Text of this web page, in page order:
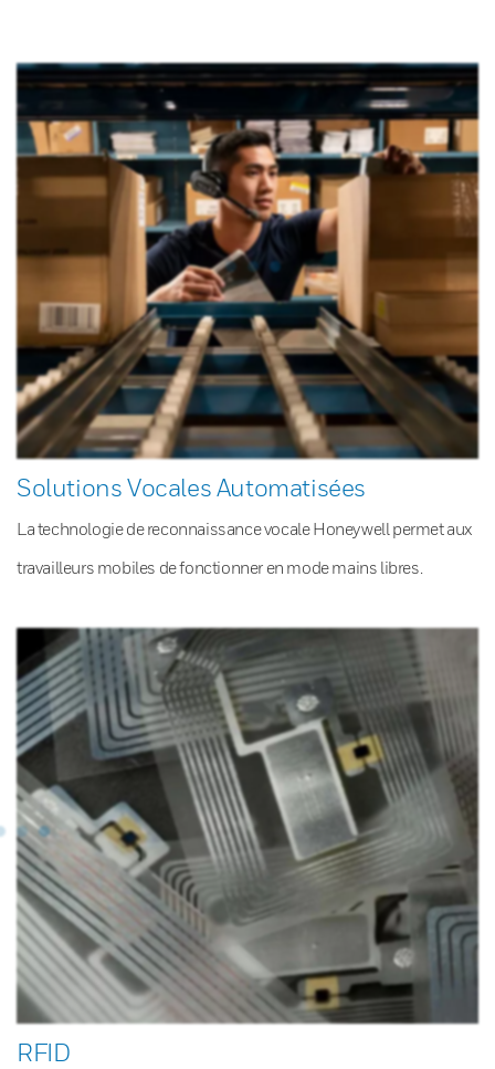
Solutions Vocales Automatisées
La technologie de reconnaissance vocale Honeywell permet aux
travailleurs mobiles de fonctionner en mode mains libres.
RFID